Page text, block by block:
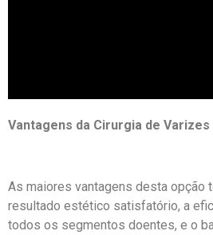
Vantagens da Cirurgia de Varizes
As maiores vantagens desta opção
resultado estético satisfatório, a
todos os segmentos doentes, e o